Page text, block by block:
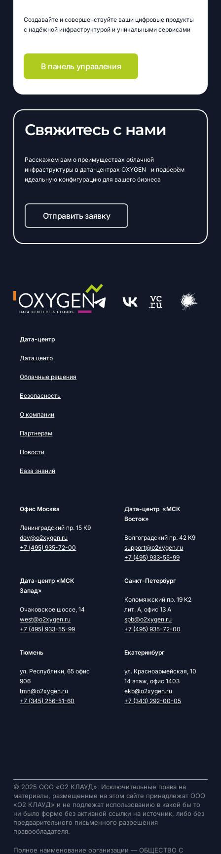
Создавайте и совершенствуйте ваши цифровые продукты
с надёжной инфраструктурой и уникальными сервисами
В панель управления
Свяжитесь с нами
Расскажем вам о преимуществах облачной
инфраструктуры в дата-центрах OXYGEN и подберём
идеальную конфигурацию для вашего бизнеса
Отправить заявку
Дата-центр
Дата центр
Облачные решения
Безопасность
О компании
Партнерам
Новости
База знаний
Офис Москва
Ленинградский пр. 15 К9
dev@o2xygen.ru
+7 (495) 935-72-00
Дата-центр «МСК
Восток»
Волгоградский пр. 42 К9
support@o2xygen.ru
+7 (495) 933-55-99
Дата-центр «МСК
Запад»
Очаковское шоссе, 14
west@o2xygen.ru
+7 (495) 933-55-99
Cанкт-Петербург
Коломяжский пр. 19 К2
лит. А, офис 13 А
spb@o2xygen.ru
+7 (495) 935-72-00
Тюмень
ул. Республики, 65 офис
906
tmn@o2xygen.ru
+7 (345) 256-51-60
Екатеринбург
ул. Красноармейская, 10
14 этаж, офис 1403
ekb@o2xygen.ru
+7 (343) 292-00-05
© 2025 ООО «О2 КЛАУД». Исключительные права на
материалы, размещенные на этом сайте принадлежат ООО
«О2 КЛАУД» и не подлежат использованию в какой бы то
ни было форме без активной ссылки на источник, либо без
предварительного письменного разрешения
правообладателя.
Полное наименование организации — ОБЩЕСТВО С